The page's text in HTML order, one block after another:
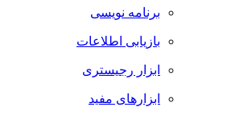
برنامه نویسی
بازیابی اطلاعات
ابزار رجیستری
ابزارهای مفید